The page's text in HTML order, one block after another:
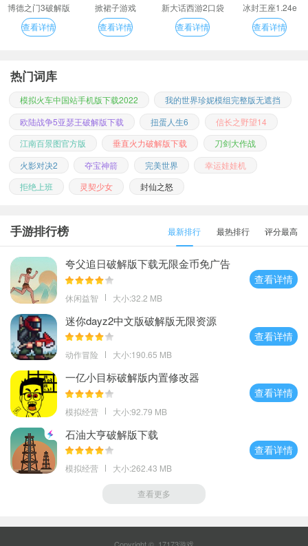
博德之门3破解版
查看详情
掀裙子游戏
查看详情
新大话西游2口袋
版
查看详情
冰封王座1.24e
查看详情
热门词库
模拟火车中国站手机版下载2022
我的世界珍妮模组完整版无遮挡
欧陆战争5亚瑟王破解版下载
扭蛋人生6
信长之野望14
江南百景图官方版
垂直火力破解版下载
刀剑大作战
火影对决2
夺宝神箭 完美世界
幸运娃娃机
拒绝上班
灵契少女 封仙之怒
手游排行榜 最新排行 最热排行 评分最高
夸父追日破解版下载无限金币免广告
休闲益智 大小:32.2 MB
查看详情
迷你dayz2中文版破解版无限资源
动作冒险 大小:190.65 MB
查看详情
一亿小目标破解版内置修改器
模拟经营 大小:92.79 MB
查看详情
石油大亨破解版下载
模拟经营 大小:262.43 MB
查看详情
查看更多